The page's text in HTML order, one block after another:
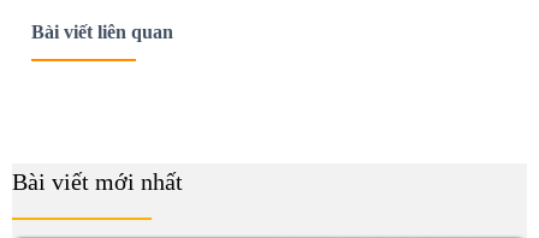
Bài viết liên quan
Bài viết mới nhất